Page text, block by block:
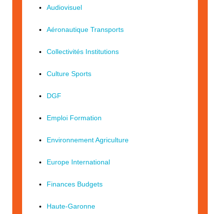
Audiovisuel
Aéronautique Transports
Collectivités Institutions
Culture Sports
DGF
Emploi Formation
Environnement Agriculture
Europe International
Finances Budgets
Haute-Garonne